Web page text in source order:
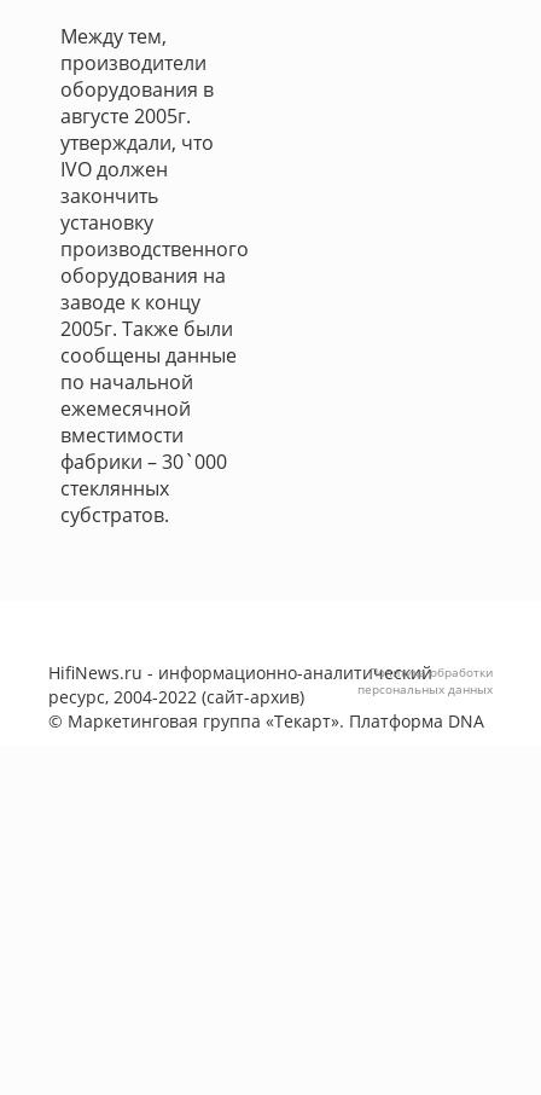
Между тем,
производители
оборудования в
августе 2005г.
утверждали, что
IVO должен
закончить
установку
производственного
оборудования на
заводе к концу
2005г. Также были
сообщены данные
по начальной
ежемесячной
вместимости
фабрики – 30`000
стеклянных
субстратов.
HifiNews.ru - информационно-аналитический
ресурс, 2004-2022 (сайт-архив)
© Маркетинговая группа «Текарт». Платформа DNA
Политика обработки
персональных данных